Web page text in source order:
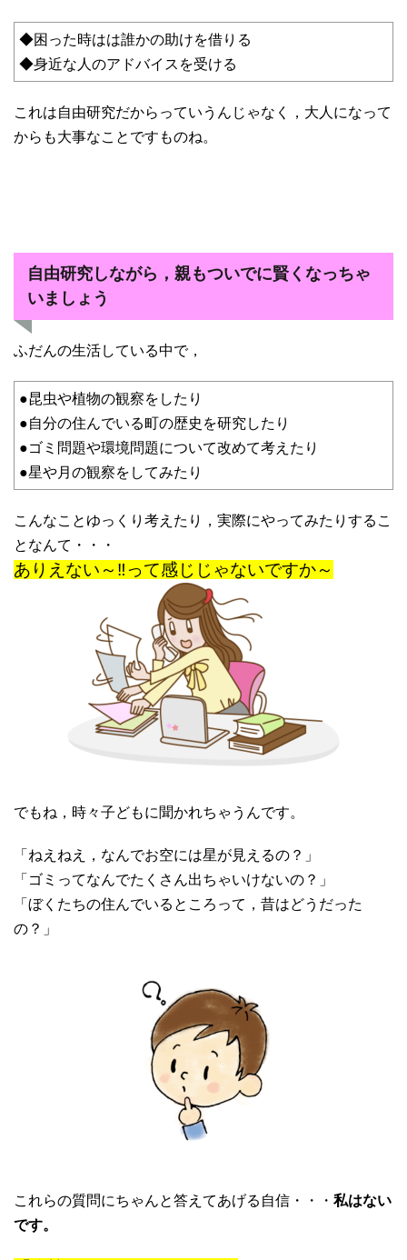
◆困った時はは誰かの助けを借りる
◆身近な人のアドバイスを受ける
これは自由研究だからっていうんじゃなく，大人になって
からも大事なことですものね。
自由研究しながら，親もついでに賢くなっちゃ
いましょう
ふだんの生活している中で，
●昆虫や植物の観察をしたり
●自分の住んでいる町の歴史を研究したり
●ゴミ問題や環境問題について改めて考えたり
●星や月の観察をしてみたり
こんなことゆっくり考えたり，実際にやってみたりするこ
となんて・・・
ありえない～‼って感じじゃないですか～
でもね，時々子どもに聞かれちゃうんです。
「ねえねえ，なんでお空には星が見えるの？」
「ゴミってなんでたくさん出ちゃいけないの？」
「ぼくたちの住んでいるところって，昔はどうだった
の？」
これらの質問にちゃんと答えてあげる自信・・・ 私はない
です。